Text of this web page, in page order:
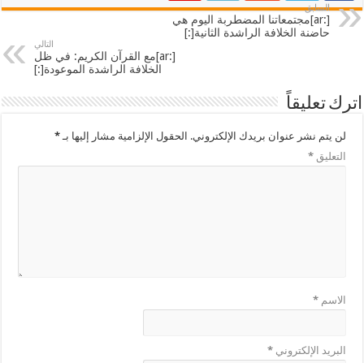
السابق
[:ar]مجتمعاتنا المضطربة اليوم هي
حاضنة الخلافة الراشدة الثانية[:]
التالي
[:ar]مع القرآن الكريم: في ظل
الخلافة الراشدة الموعودة[:]
اترك تعليقاً
لن يتم نشر عنوان بريدك الإلكتروني. الحقول الإلزامية مشار إليها بـ*
التعليق*
الاسم*
البريد الإلكتروني*